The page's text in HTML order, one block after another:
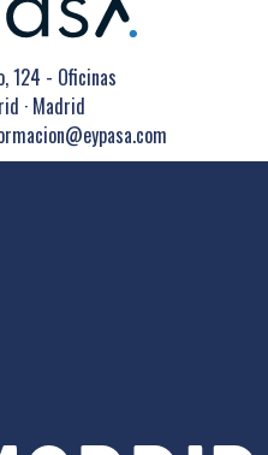
124 - Oficinas
· Madrid